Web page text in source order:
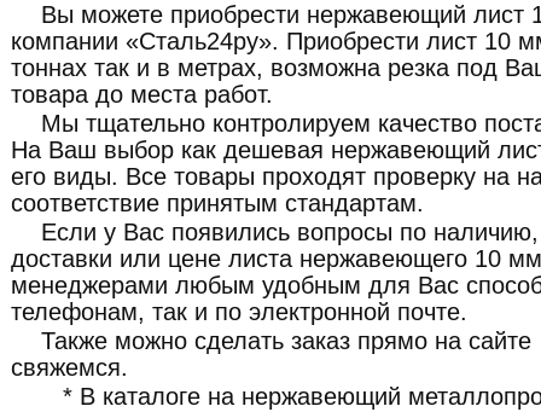
Вы можете приобрести нержавеющий лист
компании «Сталь24ру». Приобрести лист 10
тоннах так и в метрах, возможна резка под
товара до места работ.
Мы тщательно контролируем качество
На Ваш выбор как дешевая нержавеющий
его виды. Все товары проходят проверку на
соответствие принятым стандартам.
Если у Вас появились вопросы по наличию,
доставки или цене листа нержавеющего 10
менеджерами любым удобным для Вас
телефонам, так и по электронной почте.
Также можно сделать заказ прямо на
свяжемся.
* В каталоге на нержавеющий